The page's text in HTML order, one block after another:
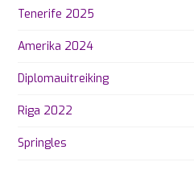
Tenerife 2025
Amerika 2024
Diplomauitreiking
Riga 2022
Springles